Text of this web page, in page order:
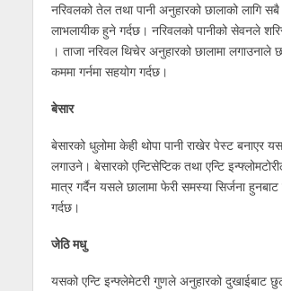
नरिवलको तेल तथा पानी अनुहारको छालाको लागि सबै
लाभलायीक हुने गर्दछ। नरिवलको पानीको सेवनले
। ताजा नरिवल थिचेर अनुहारको छालामा लगाउनाले
कममा गर्नमा सहयोग गर्दछ।
बेसार
बेसारको धुलोमा केही थोपा पानी राखेर पेस्ट बनाएर
लगाउने। बेसारको एन्टिसेप्टिक तथा एन्टि
मात्र गर्दैन यसले छालामा फेरी समस्या सिर्जना
गर्दछ।
जेठि मधु
यसको एन्टि इन्फ्लेमेटरी गुणले अनुहारको दुखाईबाट